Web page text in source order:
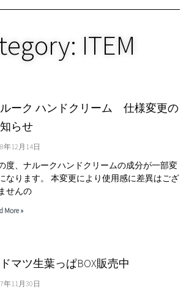
ITEM
ーク ハンドクリーム 仕様変更の
らせ
年12月14日
度、ナルークハンドクリームの成分が一部変
なります。 本変更により使用感に差異はござ
せんの
More »
ドマツ生葉っぱBOX販売中
年11月30日